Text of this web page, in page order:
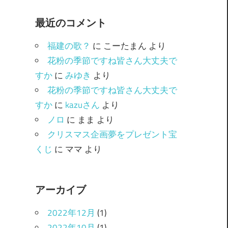
リ
ー
最近のコメント
福建の歌？ に こーたまん より
花粉の季節ですね皆さん大丈夫で
すかにみゆき より
花粉の季節ですね皆さん大丈夫で
すかに kazuさん より
ノロ に まま より
クリスマス企画夢をプレゼント宝
くじ に ママ より
アーカイブ
2022年12月 (1)